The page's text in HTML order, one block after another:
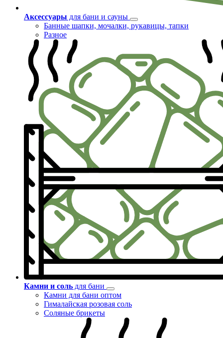
Аксессуары для бани и сауны
Банные шапки, мочалки, рукавицы, тапки
Разное
Камни и соль для бани
Камни для бани оптом
Гималайская розовая соль
Соляные брикеты